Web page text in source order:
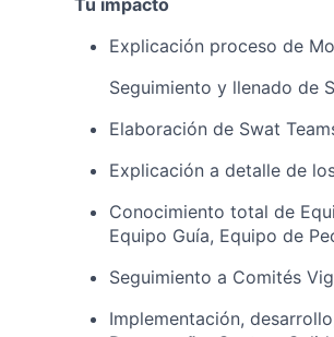
Explicación proceso de
Seguimiento y llenado de
Elaboración de Swat
Explicación a detalle de
Conocimiento total de
Equipo Guía, Equipo de
Seguimiento a Comités
Implementación,